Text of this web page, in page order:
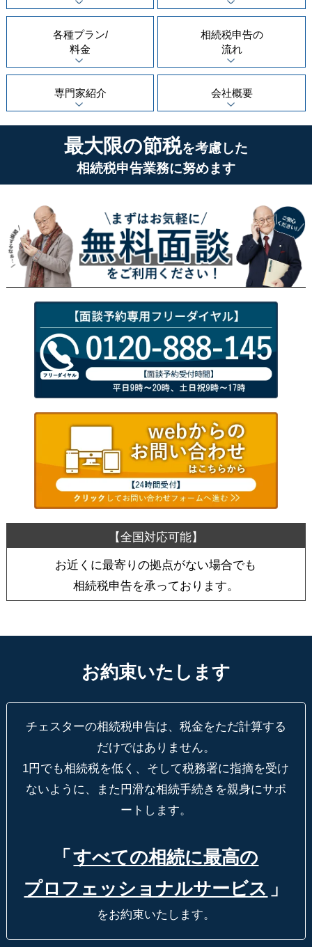
各種プラン/
料金
相続税申告の
流れ
専門家紹介 会社概要
最大限の節税を考慮した
相続税申告業務に努めます
お近くに最寄りの拠点がない場合でも
相続税申告を承っております。
お約束いたします
チェスターの相続税申告は、税金をただ計算する
だけではありません。
1円でも相続税を低く、そして税務署に指摘を受け
ないように、
また円滑な相続手続きを親身にサポ
ートします。
「 すべての相続に最高の
プロフェッショナルサービス 」
をお約束いたします。